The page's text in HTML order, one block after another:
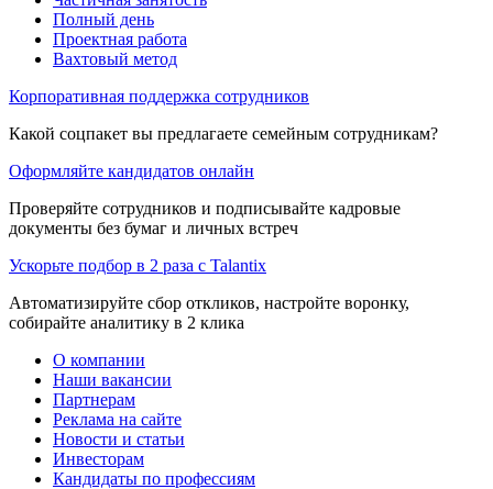
Полный день
Проектная работа
Вахтовый метод
Корпоративная поддержка сотрудников
Какой соцпакет вы предлагаете семейным сотрудникам?
Оформляйте кандидатов онлайн
Проверяйте сотрудников и подписывайте кадровые
документы без бумаг и личных встреч
Ускорьте подбор в 2 раза с Talantix
Автоматизируйте сбор откликов, настройте воронку,
собирайте аналитику в 2 клика
О компании
Наши вакансии
Партнерам
Реклама на сайте
Новости и статьи
Инвесторам
Кандидаты по профессиям